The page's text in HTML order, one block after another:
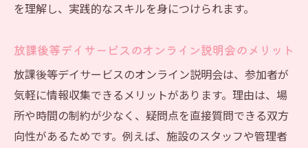
を理解し、実践的なスキルを身につけられます。
放課後等デイサービスのオンライン説明会のメリット
放課後等デイサービスのオンライン説明会は、参加者が
気軽に情報収集できるメリットがあります。理由は、場
所や時間の制約が少なく、疑問点を直接質問できる双方
向性があるためです。例えば、施設のスタッフや管理者